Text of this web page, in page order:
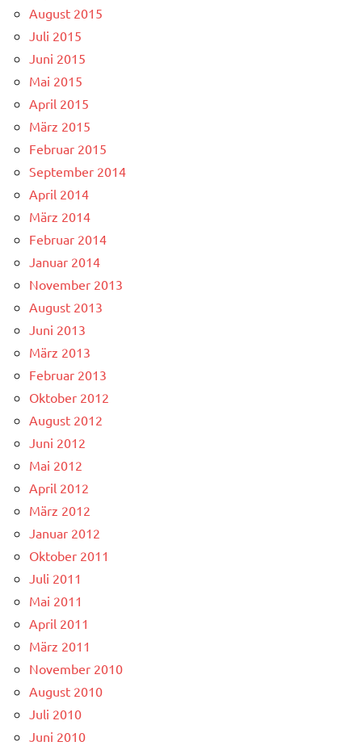
August 2015
Juli 2015
Juni 2015
Mai 2015
April 2015
März 2015
Februar 2015
September 2014
April 2014
März 2014
Februar 2014
Januar 2014
November 2013
August 2013
Juni 2013
März 2013
Februar 2013
Oktober 2012
August 2012
Juni 2012
Mai 2012
April 2012
März 2012
Januar 2012
Oktober 2011
Juli 2011
Mai 2011
April 2011
März 2011
November 2010
August 2010
Juli 2010
Juni 2010